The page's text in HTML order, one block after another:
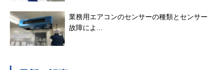
業務用エアコンのセンサーの種類とセンサー
故障によ...